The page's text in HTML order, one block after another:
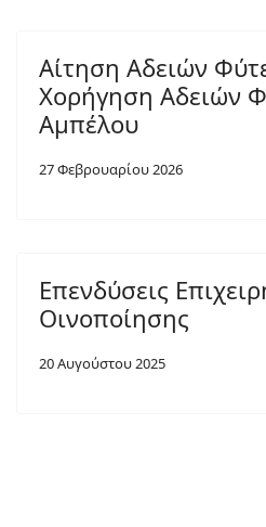
Αίτηση Αδειών
Χορήγηση Αδειών
Αμπέλου
27 Φεβρουαρίου 2026
Επενδύσεις
Οινοποίησης
20 Αυγούστου 2025